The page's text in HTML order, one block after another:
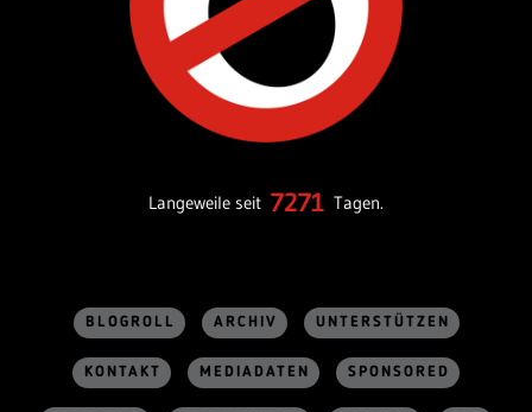
Langeweile seit 7271 Tagen.
BLOGROLL ARCHIV UNTERSTÜTZEN
KONTAKT MEDIADATEN SPONSORED